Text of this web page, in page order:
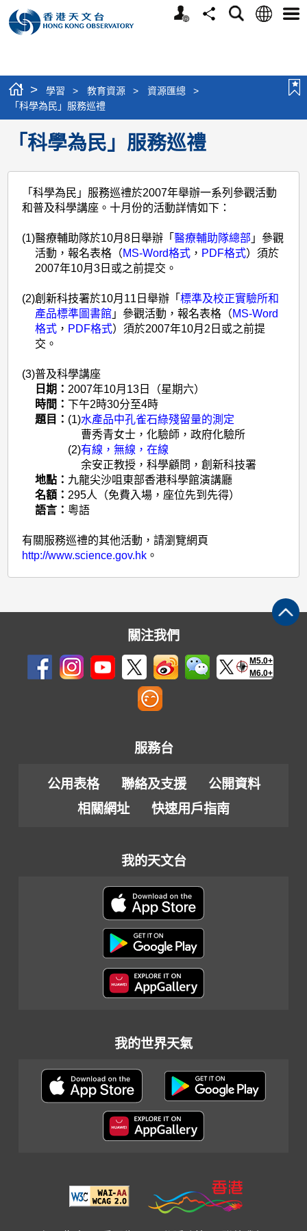
個
分
搜
語
選
> 學習 > 教育資源 > 資源匯總
>
「科學為民」服務巡禮
「科學為民」服務巡禮
「科學為民」服務巡禮於2007年舉辦一系列參觀活動
和普及科學講座。十月份的活動詳情如下：
(1)醫療輔助隊於10月8日舉辦「醫療輔助隊總部 」參觀
活動，報名表格（MS-Word格式 ， PDF格式）須於
2007年10月3日或之前提交。
(2)創新科技署於10月11日舉辦「標準及校正實驗所和
產品標準圖書館 」參觀活動，報名表格（MS-Word
格式 ， PDF格式）須於2007年10月2日或之前提
交。
(3)普及科學講座
日期： 2007年10月13日（星期六）
時間：下午2時30分至4時
題目： (1)水產品中孔雀石綠殘留量的測定
曹秀青女士，化驗師，政府化驗所
(2)有線，無線，在線
余安正教授，科學顧問，創新科技署
地點： 九龍尖沙咀東部香港科學館演講廳
名額： 295人（免費入場，座位先到先得）
語言： 粵語
有關服務巡禮的其他活動，請瀏覽網頁
http://www.science.gov.hk 。
關注我們
M5.0+
M6.0+
服務台
公用表格 聯絡及支援
公開資料
相關網址
快速用戶指南
我的天文台
我的世界天氣